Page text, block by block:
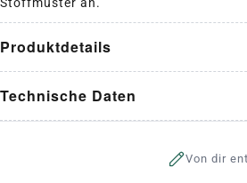
Produktdetails
Technische Daten
Von dir